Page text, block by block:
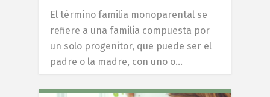
El término familia monoparental se
refiere a una familia compuesta por
un solo progenitor, que puede ser el
padre o la madre, con uno o…